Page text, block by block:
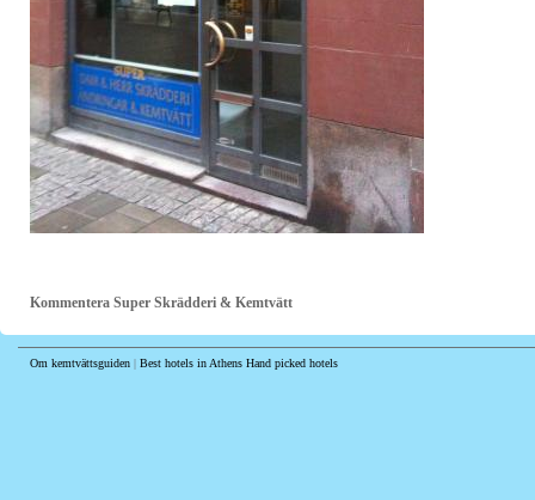
Kommentera Super Skrädderi & Kemtvätt
Om kemtvättsguiden | Best hotels in Athens Hand picked hotels